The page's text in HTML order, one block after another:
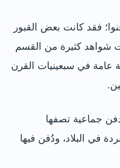
فقد كانت بعض القبور
شواهد كثيرة من القسم
عامة في سبعينيات القرن
جماعية تصفها
في البلاد، ودُفن فيها